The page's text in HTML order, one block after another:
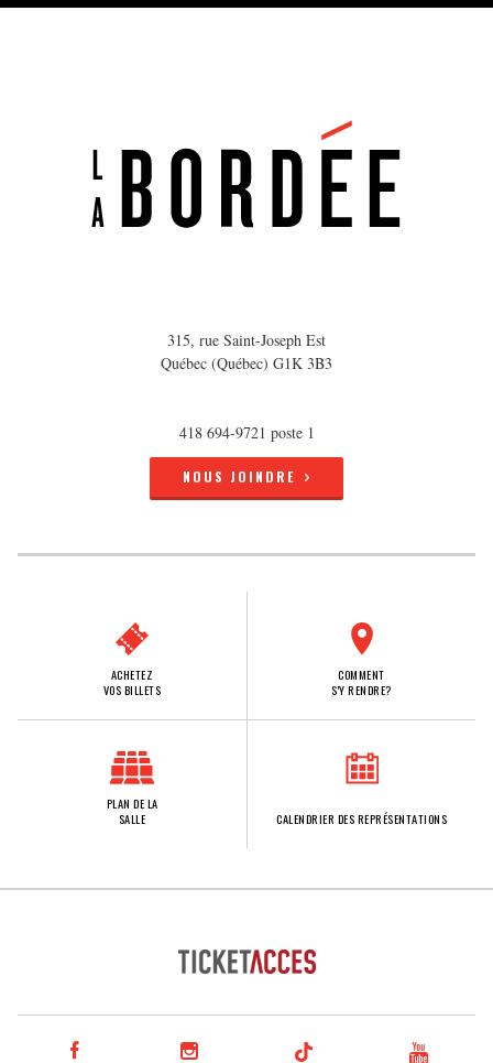
315, rue Saint-Joseph Est
Québec (Québec) G1K 3B3
418 694-9721 poste 1
NOUS JOINDRE
ACHETEZ
VOS BILLETS
COMMENT
S'Y RENDRE?
PLAN DE LA
SALLE
CALENDRIER DES REPRÉSENTATIONS